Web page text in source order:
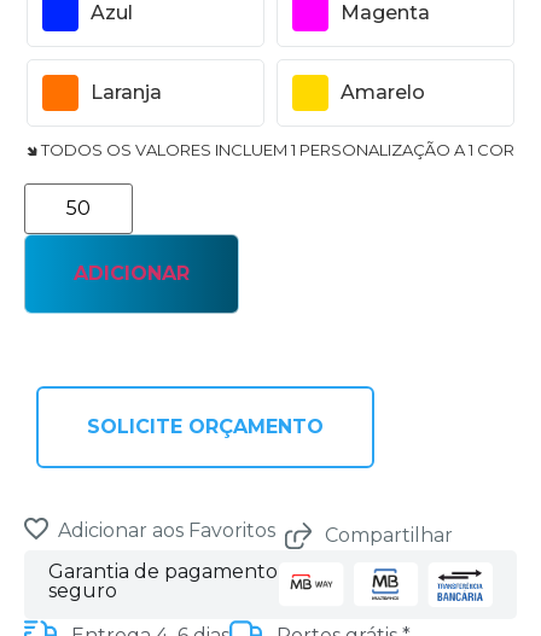
Azul Magenta
Laranja Amarelo
🢆 TODOS OS VALORES INCLUEM 1 PERSONALIZAÇÃO A 1 COR
ADICIONAR
SOLICITE ORÇAMENTO
Adicionar aos Favoritos
Compartilhar
Garantia de pagamento
seguro